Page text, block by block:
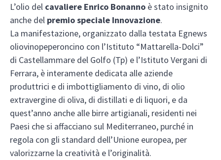
L’olio del cavaliere Enrico Bonanno è stato insignito
anche del premio speciale Innovazione.
La manifestazione, organizzato dalla testata Egnews
oliovinopeperoncino con l’Istituto “Mattarella-Dolci”
di Castellammare del Golfo (Tp) e l’Istituto Vergani di
Ferrara, è interamente dedicata alle aziende
produttrici e di imbottigliamento di vino, di olio
extravergine di oliva, di distillati e di liquori, e da
quest’anno anche alle birre artigianali, residenti nei
Paesi che si affacciano sul Mediterraneo, purché in
regola con gli standard dell’Unione europea, per
valorizzarne la creatività e l’originalità.